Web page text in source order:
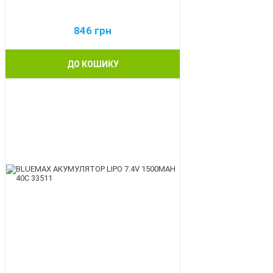
846 грн
ДО КОШИКУ